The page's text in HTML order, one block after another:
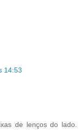
14:53
de lenços do lado.